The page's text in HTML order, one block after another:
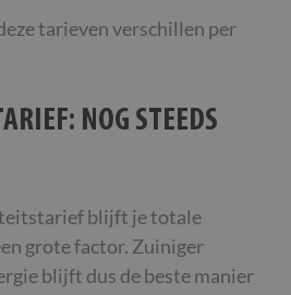
tarieven verschillen per
NOG STEEDS
blijft je totale
grote factor. Zuiniger
blijft dus de beste manier